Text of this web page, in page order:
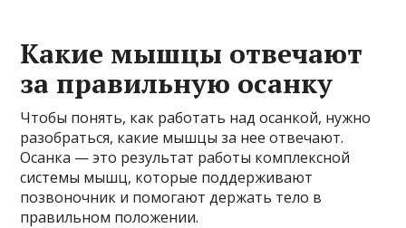
Какие мышцы отвечают
за правильную осанку
Чтобы понять, как работать над осанкой, нужно
разобраться, какие мышцы за нее отвечают.
Осанка — это результат работы комплексной
системы мышц, которые поддерживают
позвоночник и помогают держать тело в
правильном положении.